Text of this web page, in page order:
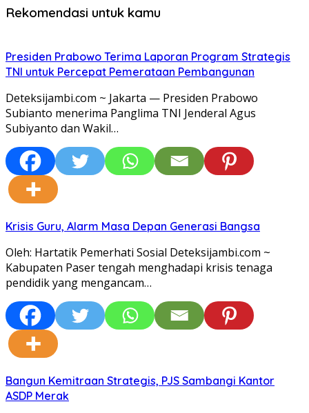
Rekomendasi untuk kamu
Presiden Prabowo Terima Laporan Program Strategis
TNI untuk Percepat Pemerataan Pembangunan
Deteksijambi.com ~ Jakarta — Presiden Prabowo
Subianto menerima Panglima TNI Jenderal Agus
Subiyanto dan Wakil…
Krisis Guru, Alarm Masa Depan Generasi Bangsa
Oleh: Hartatik Pemerhati Sosial Deteksijambi.com ~
Kabupaten Paser tengah menghadapi krisis tenaga
pendidik yang mengancam…
Bangun Kemitraan Strategis, PJS Sambangi Kantor
ASDP Merak